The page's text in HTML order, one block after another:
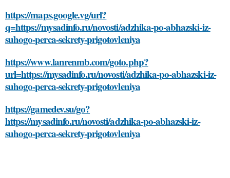
https://maps.google.vg/url?
q=https://mysadinfo.ru/novosti/adzhika-po-abhazski-iz-
suhogo-perca-sekrety-prigotovleniya
https://www.lanrenmb.com/goto.php?
url=https://mysadinfo.ru/novosti/adzhika-po-abhazski-iz-
suhogo-perca-sekrety-prigotovleniya
https://gamedev.su/go?
https://mysadinfo.ru/novosti/adzhika-po-abhazski-iz-
suhogo-perca-sekrety-prigotovleniya